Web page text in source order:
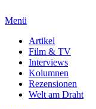
Menü
Artikel
Film & TV
Interviews
Kolumnen
Rezensionen
Welt am Draht